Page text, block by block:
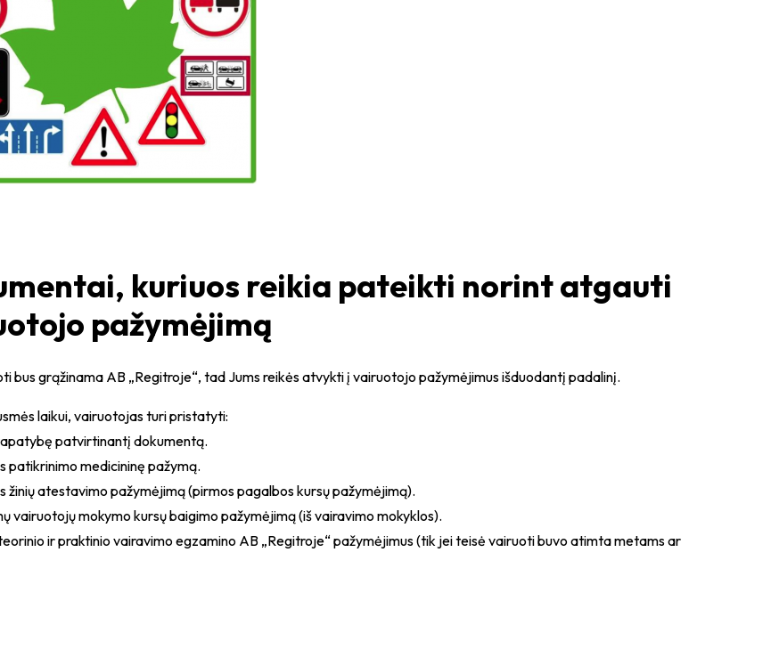
kuriuos reikia pateikti norint atgauti
pažymėjimą
bus grąžinama AB „Regitroje“, tad Jums reikės atvykti į vairuotojo pažymėjimus išduodantį padalinį.
laikui, vairuotojas turi pristatyti:
patvirtinantį dokumentą.
patikrinimo medicininę pažymą.
žinių atestavimo pažymėjimą (pirmos pagalbos kursų pažymėjimą).
vairuotojų mokymo kursų baigimo pažymėjimą (iš vairavimo mokyklos).
ir praktinio vairavimo egzamino AB „Regitroje“ pažymėjimus (tik jei teisė vairuoti buvo atimta metams ar